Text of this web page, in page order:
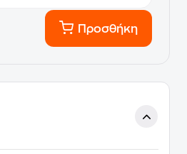
Προσθήκη